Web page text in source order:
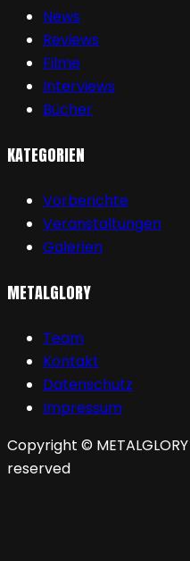
News
Reviews
Filme
Interviews
Bücher
KATEGORIEN
Vorberichte
Veranstaltungen
Galerien
METALGLORY
Team
Kontakt
Datenschutz
Impressum
Copyright ©
reserved